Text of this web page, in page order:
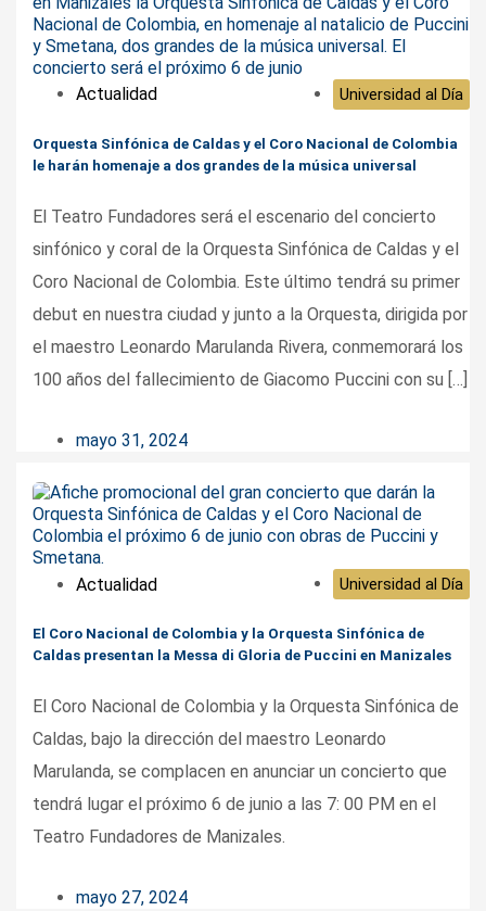
Actualidad Universidad al Día
Orquesta Sinfónica de Caldas y el Coro Nacional de Colombia
le harán homenaje a dos grandes de la música universal
El Teatro Fundadores será el escenario del concierto
sinfónico y coral de la Orquesta Sinfónica de Caldas y el
Coro Nacional de Colombia. Este último tendrá su primer
debut en nuestra ciudad y junto a la Orquesta, dirigida por
el maestro Leonardo Marulanda Rivera, conmemorará los
100 años del fallecimiento de Giacomo Puccini con su […]
mayo 31, 2024
Actualidad Universidad al Día
El Coro Nacional de Colombia y la Orquesta Sinfónica de
Caldas presentan la Messa di Gloria de Puccini en Manizales
El Coro Nacional de Colombia y la Orquesta Sinfónica de
Caldas, bajo la dirección del maestro Leonardo
Marulanda, se complacen en anunciar un concierto que
tendrá lugar el próximo 6 de junio a las 7: 00 PM en el
Teatro Fundadores de Manizales.
mayo 27, 2024